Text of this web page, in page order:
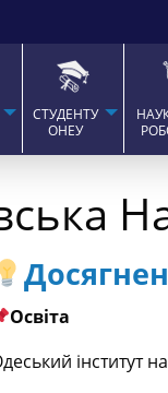
СТУДЕНТУ
ОНЕУ
Освіта
інститут